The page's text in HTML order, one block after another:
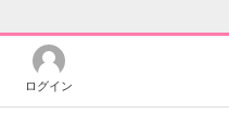
ログイン